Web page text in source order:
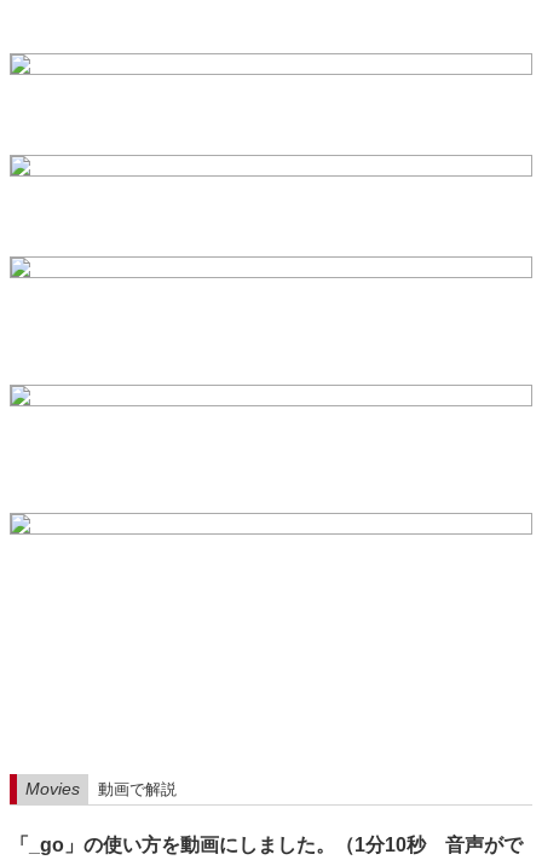
Movies 動画で解説
「_go」の使い方を動画にしました。（1分10秒 音声がで